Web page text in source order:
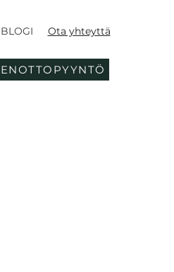
BLOGI Ota yhteyttä